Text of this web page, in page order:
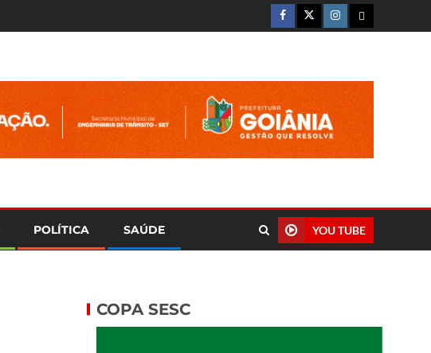
POLÍTICA SAÚDE YOU TUBE
COPA SESC